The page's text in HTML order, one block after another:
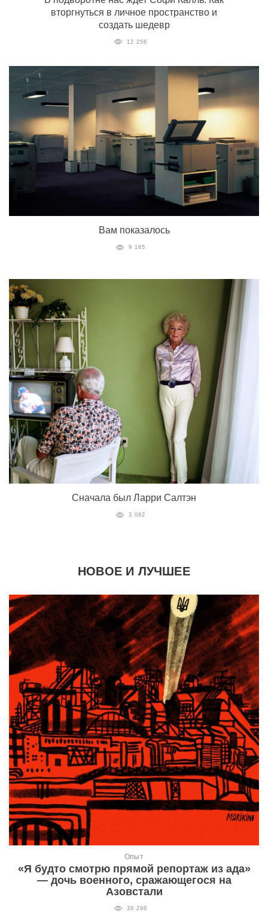
вторгнуться в личное пространство и
создать шедевр
12 256
Вам показалось
9 165
Сначала был Ларри Салтэн
3 082
НОВОЕ И ЛУЧШЕЕ
Опыт
«Я будто смотрю прямой репортаж из ада»
— дочь военного, сражающегося на
Азовстали
39 296